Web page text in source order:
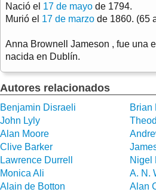
Nació el 17 de mayo de 1794.
Murió el 17 de marzo de 1860. (65
Anna Brownell Jameson , fue una
nacida en Dublín.
Autores relacionados
Benjamin Disraeli
Brian
John Lyly
Alan Moore
Clive Barker
Lawrence Durrell
Nigel
Monica Ali
A. N.
Alain de Botton
Alan